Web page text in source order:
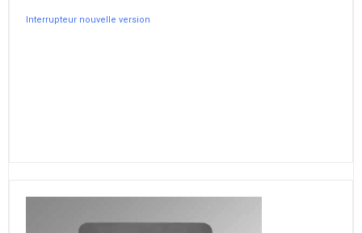
Interrupteur nouvelle version